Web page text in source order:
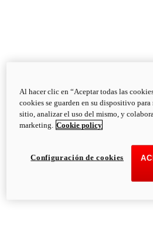
Al hacer clic en “Aceptar todas las
cookies se guarden en su dispositivo
sitio, analizar el uso del mismo, y
marketing.
Cookie policy
Configuración de cookies